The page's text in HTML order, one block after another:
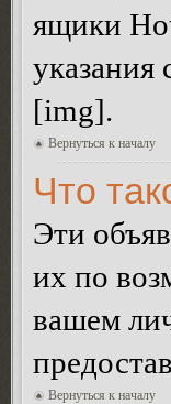
ящики
указания
[img].
Вернуться к началу
Что
Эти
их по
вашем
Вернуться к началу